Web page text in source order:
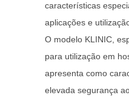
características
aplicações e
O modelo KLINIC,
para utilização em
apresenta como
elevada segurança